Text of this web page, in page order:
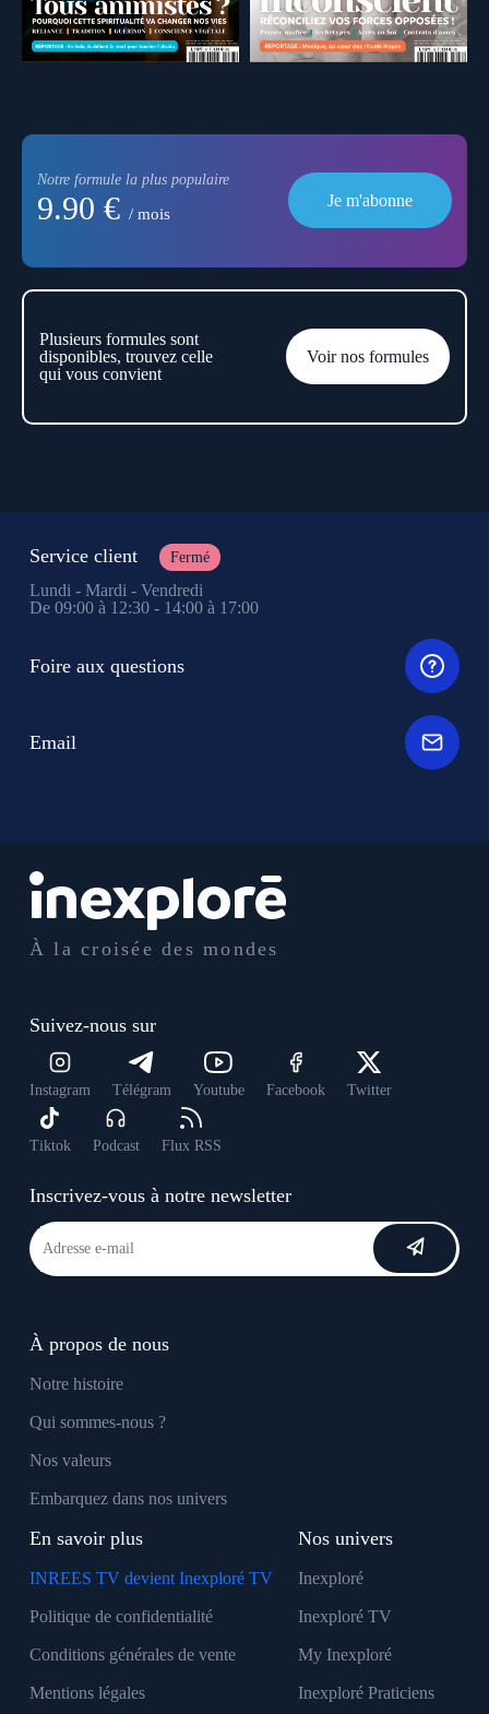
Notre formule la plus populaire
9.90 € / mois
Je m'abonne
Plusieurs formules sont
disponibles, trouvez celle
qui vous convient
Voir nos formules
À la croisée des mondes
Suivez-nous sur
Instagram Télégram Youtube Facebook Twitter
Tiktok Podcast Flux RSS
Inscrivez-vous à notre newsletter
À propos de nous
Notre histoire
Qui sommes-nous ?
Nos valeurs
Embarquez dans nos univers
En savoir plus
INREES TV devient Inexploré TV
Politique de confidentialité
Conditions générales de vente
Mentions légales
Nos univers
Inexploré
Inexploré TV
My Inexploré
Inexploré Praticiens
Service client Fermé
Lundi - Mardi - Vendredi
De 09:00 à 12:30 - 14:00 à 17:00
Foire aux questions
Email